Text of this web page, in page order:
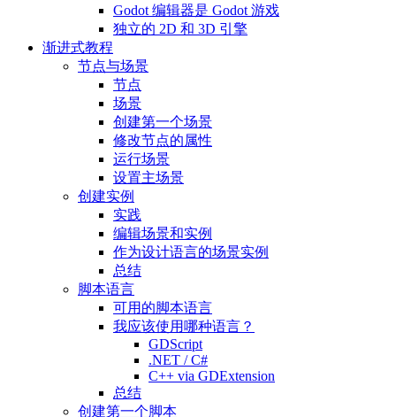
Godot 编辑器是 Godot 游戏
独立的 2D 和 3D 引擎
渐进式教程
节点与场景
节点
场景
创建第一个场景
修改节点的属性
运行场景
设置主场景
创建实例
实践
编辑场景和实例
作为设计语言的场景实例
总结
脚本语言
可用的脚本语言
我应该使用哪种语言？
GDScript
.NET / C#
C++ via GDExtension
总结
创建第一个脚本